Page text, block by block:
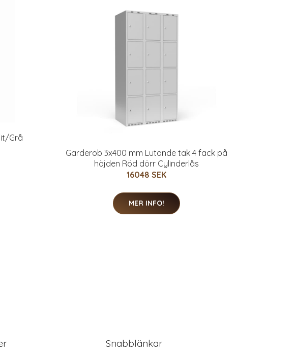
Grå
Garderob 3x400 mm Lutande tak 4 fack på
höjden Röd dörr Cylinderlås
16048 SEK
MER INFO!
Snabblänkar